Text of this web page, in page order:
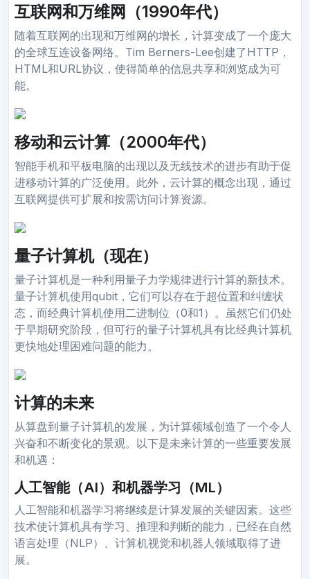
互联网和万维网（1990年代）
随着互联网的出现和万维网的增长，计算变成了一个庞大
的全球互连设备网络。Tim Berners-Lee创建了HTTP，
HTML和URL协议，使得简单的信息共享和浏览成为可
能。
移动和云计算（2000年代）
智能手机和平板电脑的出现以及无线技术的进步有助于促
进移动计算的广泛使用。此外，云计算的概念出现，通过
互联网提供可扩展和按需访问计算资源。
量子计算机（现在）
量子计算机是一种利用量子力学规律进行计算的新技术。
量子计算机使用qubit，它们可以存在于超位置和纠缠状
态，而经典计算机使用二进制位（0和1）。虽然它们仍处
于早期研究阶段，但可行的量子计算机具有比经典计算机
更快地处理困难问题的能力。
计算的未来
从算盘到量子计算机的发展，为计算领域创造了一个令人
兴奋和不断变化的景观。以下是未来计算的一些重要发展
和机遇：
人工智能（AI）和机器学习（ML）
人工智能和机器学习将继续是计算发展的关键因素。这些
技术使计算机具有学习、推理和判断的能力，已经在自然
语言处理（NLP）、计算机视觉和机器人领域取得了进
展。